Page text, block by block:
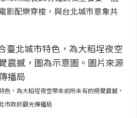
影配樂穿梭，與台北城市意象共
色，為大稻埕夜空帶來前所未有的視覺震撼，
市政府觀光傳播局